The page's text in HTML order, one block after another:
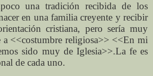
una tradición recibida de los
en una familia creyente y recibir
cristiana, pero sería muy
a <<costumbre religiosa>> <<En mi
sido muy de Iglesia>>.La fe es
de cada uno.